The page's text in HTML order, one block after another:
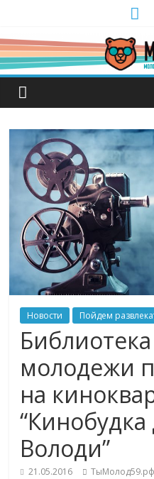
Новости Пойдем
молодежи
на
“Кинобудка
Володи”
21.05.2016 ТыМолод59.рф